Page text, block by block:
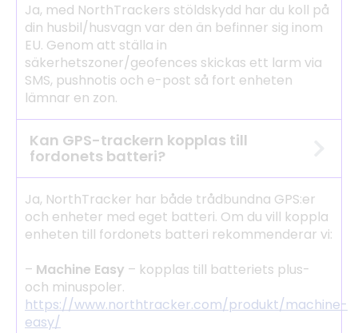
Ja, med NorthTrackers stöldskydd har du koll på
din husbil/husvagn var den än befinner sig inom
EU. Genom att ställa in
säkerhetszoner/geofences skickas ett larm via
SMS, pushnotis och e-post så fort enheten
lämnar en zon.
Kan GPS-trackern kopplas till
fordonets batteri?
Ja, NorthTracker har både trådbundna GPS:er
och enheter med eget batteri. Om du vill koppla
enheten till fordonets batteri rekommenderar vi:
– Machine Easy – kopplas till batteriets plus-
och minuspoler.
https://www.northtracker.com/produkt/machine-
easy/